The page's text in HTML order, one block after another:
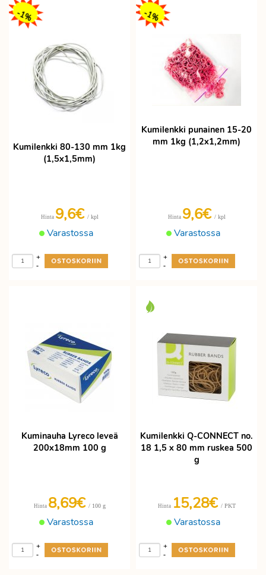
-1%
Kumilenkki 80-130 mm 1kg
(1,5x1,5mm)
Varastossa
Hinta 9,6€ / kpl
-
+
-1%
Kumilenkki punainen 15-20
mm 1kg (1,2x1,2mm)
Varastossa
Hinta 9,6€ / kpl
-
+
Kuminauha Lyreco leveä
200x18mm 100 g
Varastossa
Hinta 8,69€ / 100 g
-
+
Kumilenkki Q-CONNECT no.
18 1,5 x 80 mm ruskea 500
g
Varastossa
Hinta 15,28€ / PKT
-
+